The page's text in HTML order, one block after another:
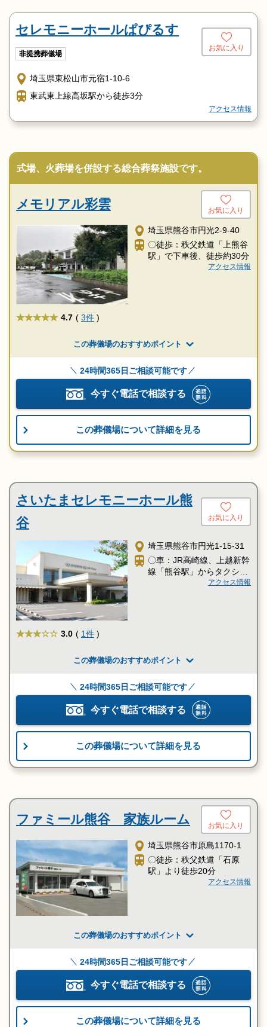
セレモニーホールぱぴるす
非提携葬儀場
お気に入り
埼玉県東松山市元宿1-10-6
東武東上線高坂駅から徒歩3分
アクセス情報
式場、火葬場を併設する総合葬祭施設です。
メモリアル彩雲 お気に入り
埼玉県熊谷市円光2-9-40
〇徒歩：秩父鉄道「上熊谷
駅」で下車後、徒歩約30分
アクセス情報
★★★★★ 4.7 ( 3件 )
この葬儀場のおすすめポイント
24時間365日ご相談可能です
今すぐ電話で相談する
この葬儀場について詳細を見る
さいたまセレモニーホール熊
谷
お気に入り
埼玉県熊谷市円光1-15-31
〇車：JR高崎線、上越新幹
線「熊谷駅」からタクシー
アクセス情報
★★★ 3.0 ( 1件 )
この葬儀場のおすすめポイント
24時間365日ご相談可能です
今すぐ電話で相談する
この葬儀場について詳細を見る
ファミール熊谷 家族ルーム お気に入り
埼玉県熊谷市原島1170-1
〇徒歩：秩父鉄道「石原
駅」より徒歩20分
アクセス情報
この葬儀場のおすすめポイント
24時間365日ご相談可能です
今すぐ電話で相談する
この葬儀場について詳細を見る